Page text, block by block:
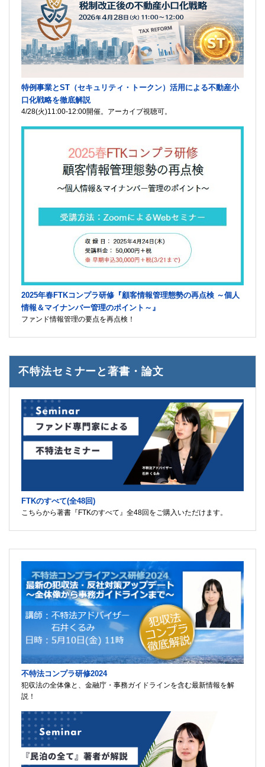
特例事業とST（セキュリティ・トークン）活用による不動産小
口化戦略を徹底解説
4/28(火)11:00-12:00開催。アーカイブ視聴可。
2025年春FTKコンプラ研修『顧客情報管理態勢の再点検 ～個人
情報＆マイナンバー管理のポイント～』
ファンド情報管理の要点を再点検！
不特法セミナーと著書・論文
FTKのすべて(全48回)
こちらから著書『FTKのすべて』全48回をご購入いただけます。
不特法コンプラ研修2024
犯収法の全体像と、金融庁・事務ガイドラインを含む最新情報を解
説！